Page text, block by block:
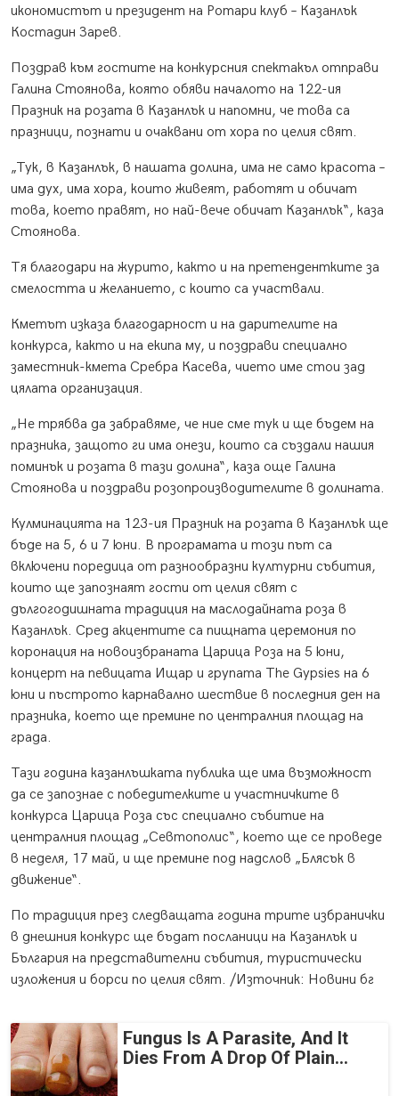
икономистът и президент на Ротари клуб – Казанлък
Костадин Зарев.
Поздрав към гостите на конкурсния спектакъл отправи
Галина Стоянова, която обяви началото на 122-ия
Празник на розата в Казанлък и напомни, че това са
празници, познати и очаквани от хора по целия свят.
„Тук, в Казанлък, в нашата долина, има не само красота –
има дух, има хора, които живеят, работят и обичат
това, което правят, но най-вече обичат Казанлък“, каза
Стоянова.
Тя благодари на журито, както и на претендентките за
смелостта и желанието, с които са участвали.
Кметът изказа благодарност и на дарителите на
конкурса, както и на екипа му, и поздрави специално
заместник-кмета Сребра Касева, чието име стои зад
цялата организация.
„Не трябва да забравяме, че ние сме тук и ще бъдем на
празника, защото ги има онези, които са създали нашия
поминък и розата в тази долина“, каза още Галина
Стоянова и поздрави розопроизводителите в долината.
Кулминацията на 123-ия Празник на розата в Казанлък ще
бъде на 5, 6 и 7 юни. В програмата и този път са
включени поредица от разнообразни културни събития,
които ще запознаят гости от целия свят с
дългогодишната традиция на маслодайната роза в
Казанлък. Сред акцентите са пищната церемония по
коронация на новоизбраната Царица Роза на 5 юни,
концерт на певицата Ищар и групата The Gypsies на 6
юни и пъстрото карнавално шествие в последния ден на
празника, което ще премине по централния площад на
града.
Тази година казанлъшката публика ще има възможност
да се запознае с победителките и участничките в
конкурса Царица Роза със специално събитие на
централния площад „Севтополис“, което ще се проведе
в неделя, 17 май, и ще премине под надслов „Блясък в
движение“.
По традиция през следващата година трите избранички
в днешния конкурс ще бъдат посланици на Казанлък и
България на представителни събития, туристически
изложения и борси по целия свят. /Източник: Новини бг
Fungus Is A Parasite, And It
Dies From A Drop Of Plain...